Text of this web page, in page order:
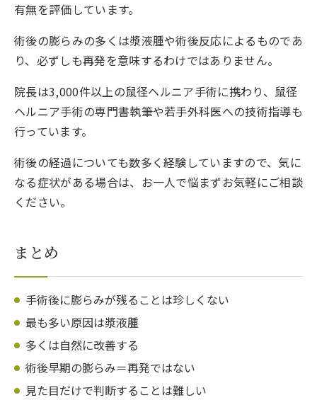
有無を評価しています。
術後の膨らみの多くは漿液腫や術後反応によるものであ
り、必ずしも再発を意味するわけではありません。
院長は3,000件以上の鼠径ヘルニア手術に携わり、鼠径
ヘルニア手術の専門書執筆や若手外科医への技術指導も
行っています。
術後の経過についても数多く経験していますので、気に
なる症状がある場合は、お一人で悩まずお気軽にご相談
ください。
まとめ
手術後に膨らみが残ることは珍しくない
最も多い原因は漿液腫
多くは自然に改善する
術後早期の膨らみ＝再発ではない
見た目だけで判断することは難しい